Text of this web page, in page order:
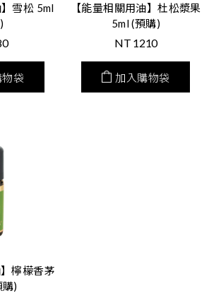
】雪松 5ml
袋
【能量相關用油】杜松漿果
5ml (預購)
NT 1210
加入購物袋
檸檬香茅
購)